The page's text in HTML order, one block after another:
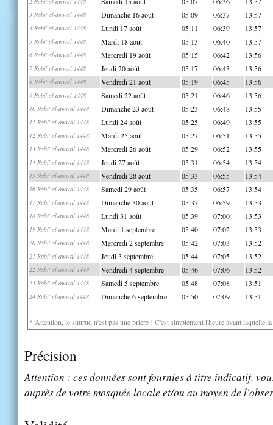
3 Rabi' al-awwal 1448 Dimanche 16 août 05:09 06:37 13:57
4 Rabi' al-awwal 1448 Lundi 17 août 05:11 06:39 13:57
5 Rabi' al-awwal 1448 Mardi 18 août 05:13 06:40 13:57
6 Rabi' al-awwal 1448 Mercredi 19 août 05:15 06:42 13:56
7 Rabi' al-awwal 1448 Jeudi 20 août 05:17 06:43 13:56
8 Rabi' al-awwal 1448 Vendredi 21 août 05:19 06:45 13:56
9 Rabi' al-awwal 1448 Samedi 22 août 05:21 06:46 13:56
10 Rabi' al-awwal 1448 Dimanche 23 août 05:23 06:48 13:55
11 Rabi' al-awwal 1448 Lundi 24 août 05:25 06:49 13:55
12 Rabi' al-awwal 1448 Mardi 25 août 05:27 06:51 13:55
13 Rabi' al-awwal 1448 Mercredi 26 août 05:29 06:52 13:55
14 Rabi' al-awwal 1448 Jeudi 27 août 05:31 06:54 13:54
15 Rabi' al-awwal 1448 Vendredi 28 août 05:33 06:55 13:54
16 Rabi' al-awwal 1448 Samedi 29 août 05:35 06:57 13:54
17 Rabi' al-awwal 1448 Dimanche 30 août 05:37 06:59 13:53
18 Rabi' al-awwal 1448 Lundi 31 août 05:39 07:00 13:53
19 Rabi' al-awwal 1448 Mardi 1 septembre 05:40 07:02 13:53
20 Rabi' al-awwal 1448 Mercredi 2 septembre 05:42 07:03 13:52
21 Rabi' al-awwal 1448 Jeudi 3 septembre 05:44 07:05 13:52
22 Rabi' al-awwal 1448 Vendredi 4 septembre 05:46 07:06 13:52
23 Rabi' al-awwal 1448 Samedi 5 septembre 05:48 07:08 13:51
24 Rabi' al-awwal 1448 Dimanche 6 septembre 05:50 07:09 13:51
* Attention, le shuruq n'est pas une prière ! C'est simplement l'heure avant laquelle
Précision
Attention : ces données sont fournies à titre indicatif,
auprès de votre mosquée locale et/ou au moyen de